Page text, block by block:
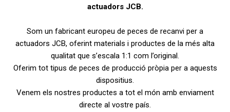
actuadors JCB.
Som un fabricant europeu de peces de recanvi per a
actuadors JCB, oferint materials i productes de la més alta
qualitat que s’escala 1:1 com l’original.
Oferim tot tipus de peces de producció pròpia per a aquests
dispositius.
Venem els nostres productes a tot el món amb enviament
directe al vostre país.